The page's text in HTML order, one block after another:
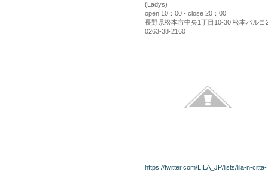
(Ladys)
open 10：00 - close 20：00
長野県松本市中央1丁目10-30 松本パルコ
0263-38-2160
https://twitter.com/LILA_JP/lists/lila-n-citta-